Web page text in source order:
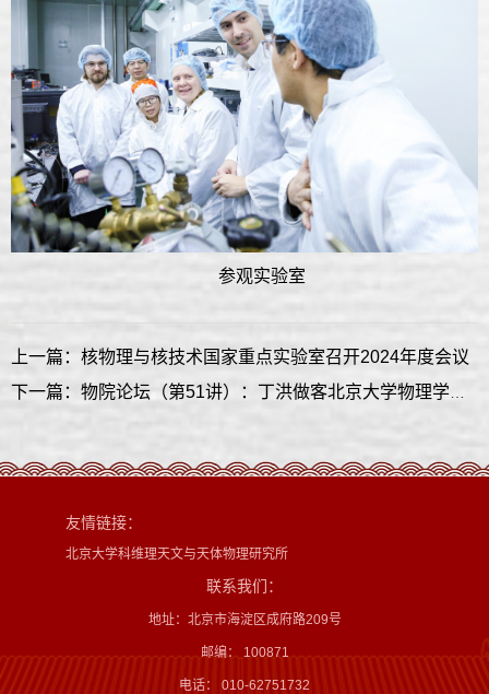
参观实验室
上一篇：核物理与核技术国家重点实验室召开2024年度会议
下一篇：物院论坛（第51讲）：丁洪做客北京大学物理学院学术论坛，讲述“多者异也：铁基超导中的多带之美”
友情链接：
北京大学科维理天文与天体物理研究所
联系我们：
地址：北京市海淀区成府路209号
邮编： 100871
电话： 010-62751732